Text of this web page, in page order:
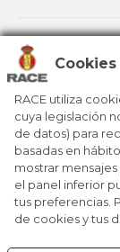
Cookies
RACE utiliza
cuya legislación
de datos) para
basadas en
mostrar
el panel inferior
tus preferencias.
de cookies y tus
DE LA ERA
LA
ASÍ VEMOS